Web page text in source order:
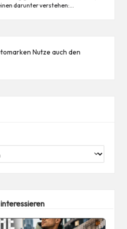
darunter verstehen:…
Nutze auch den